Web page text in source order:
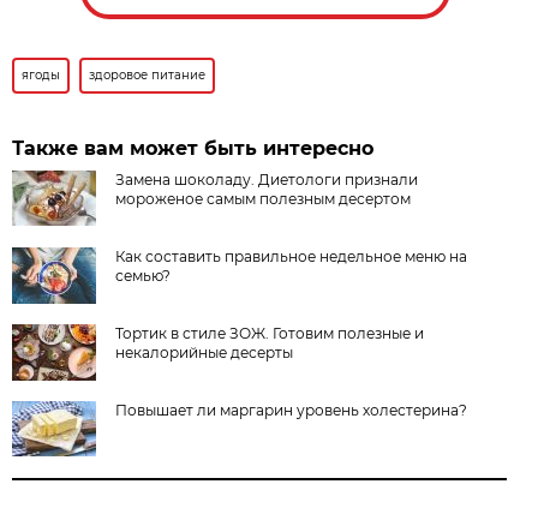
ягоды здоровое питание
Также вам может быть интересно
Замена шоколаду. Диетологи признали
мороженое самым полезным десертом
Как составить правильное недельное меню на
семью?
Тортик в стиле ЗОЖ. Готовим полезные и
некалорийные десерты
Повышает ли маргарин уровень холестерина?